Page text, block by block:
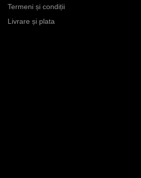
Termeni și condiții
Livrare și plata